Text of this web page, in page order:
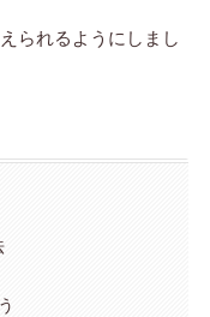
られるようにしまし